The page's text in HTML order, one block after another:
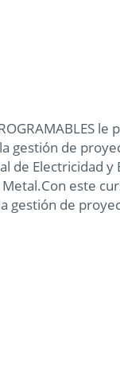
le
gestión de
de Electricidad y
este
gestión de